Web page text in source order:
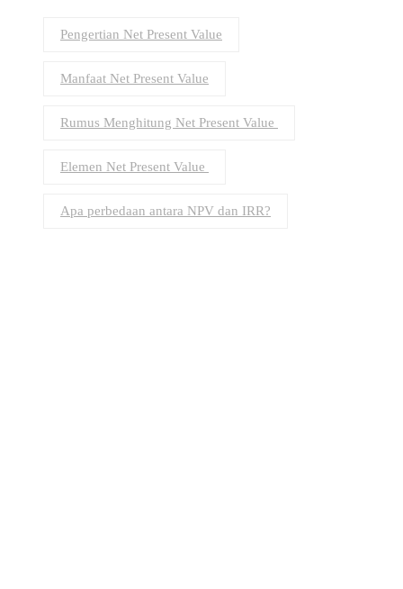
Pengertian Net Present Value
Manfaat Net Present Value
Rumus Menghitung Net Present Value
Elemen Net Present Value
Apa perbedaan antara NPV dan IRR?